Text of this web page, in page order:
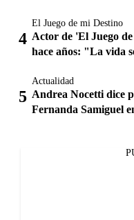
El Juego de mi Destino
Actor de 'El Juego
hace años: "La vida
Actualidad
Andrea Nocetti dice
Fernanda Samiguel